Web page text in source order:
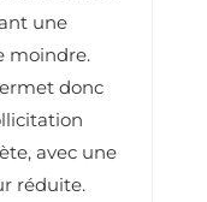
une
moindre.
donc
avec une
réduite.